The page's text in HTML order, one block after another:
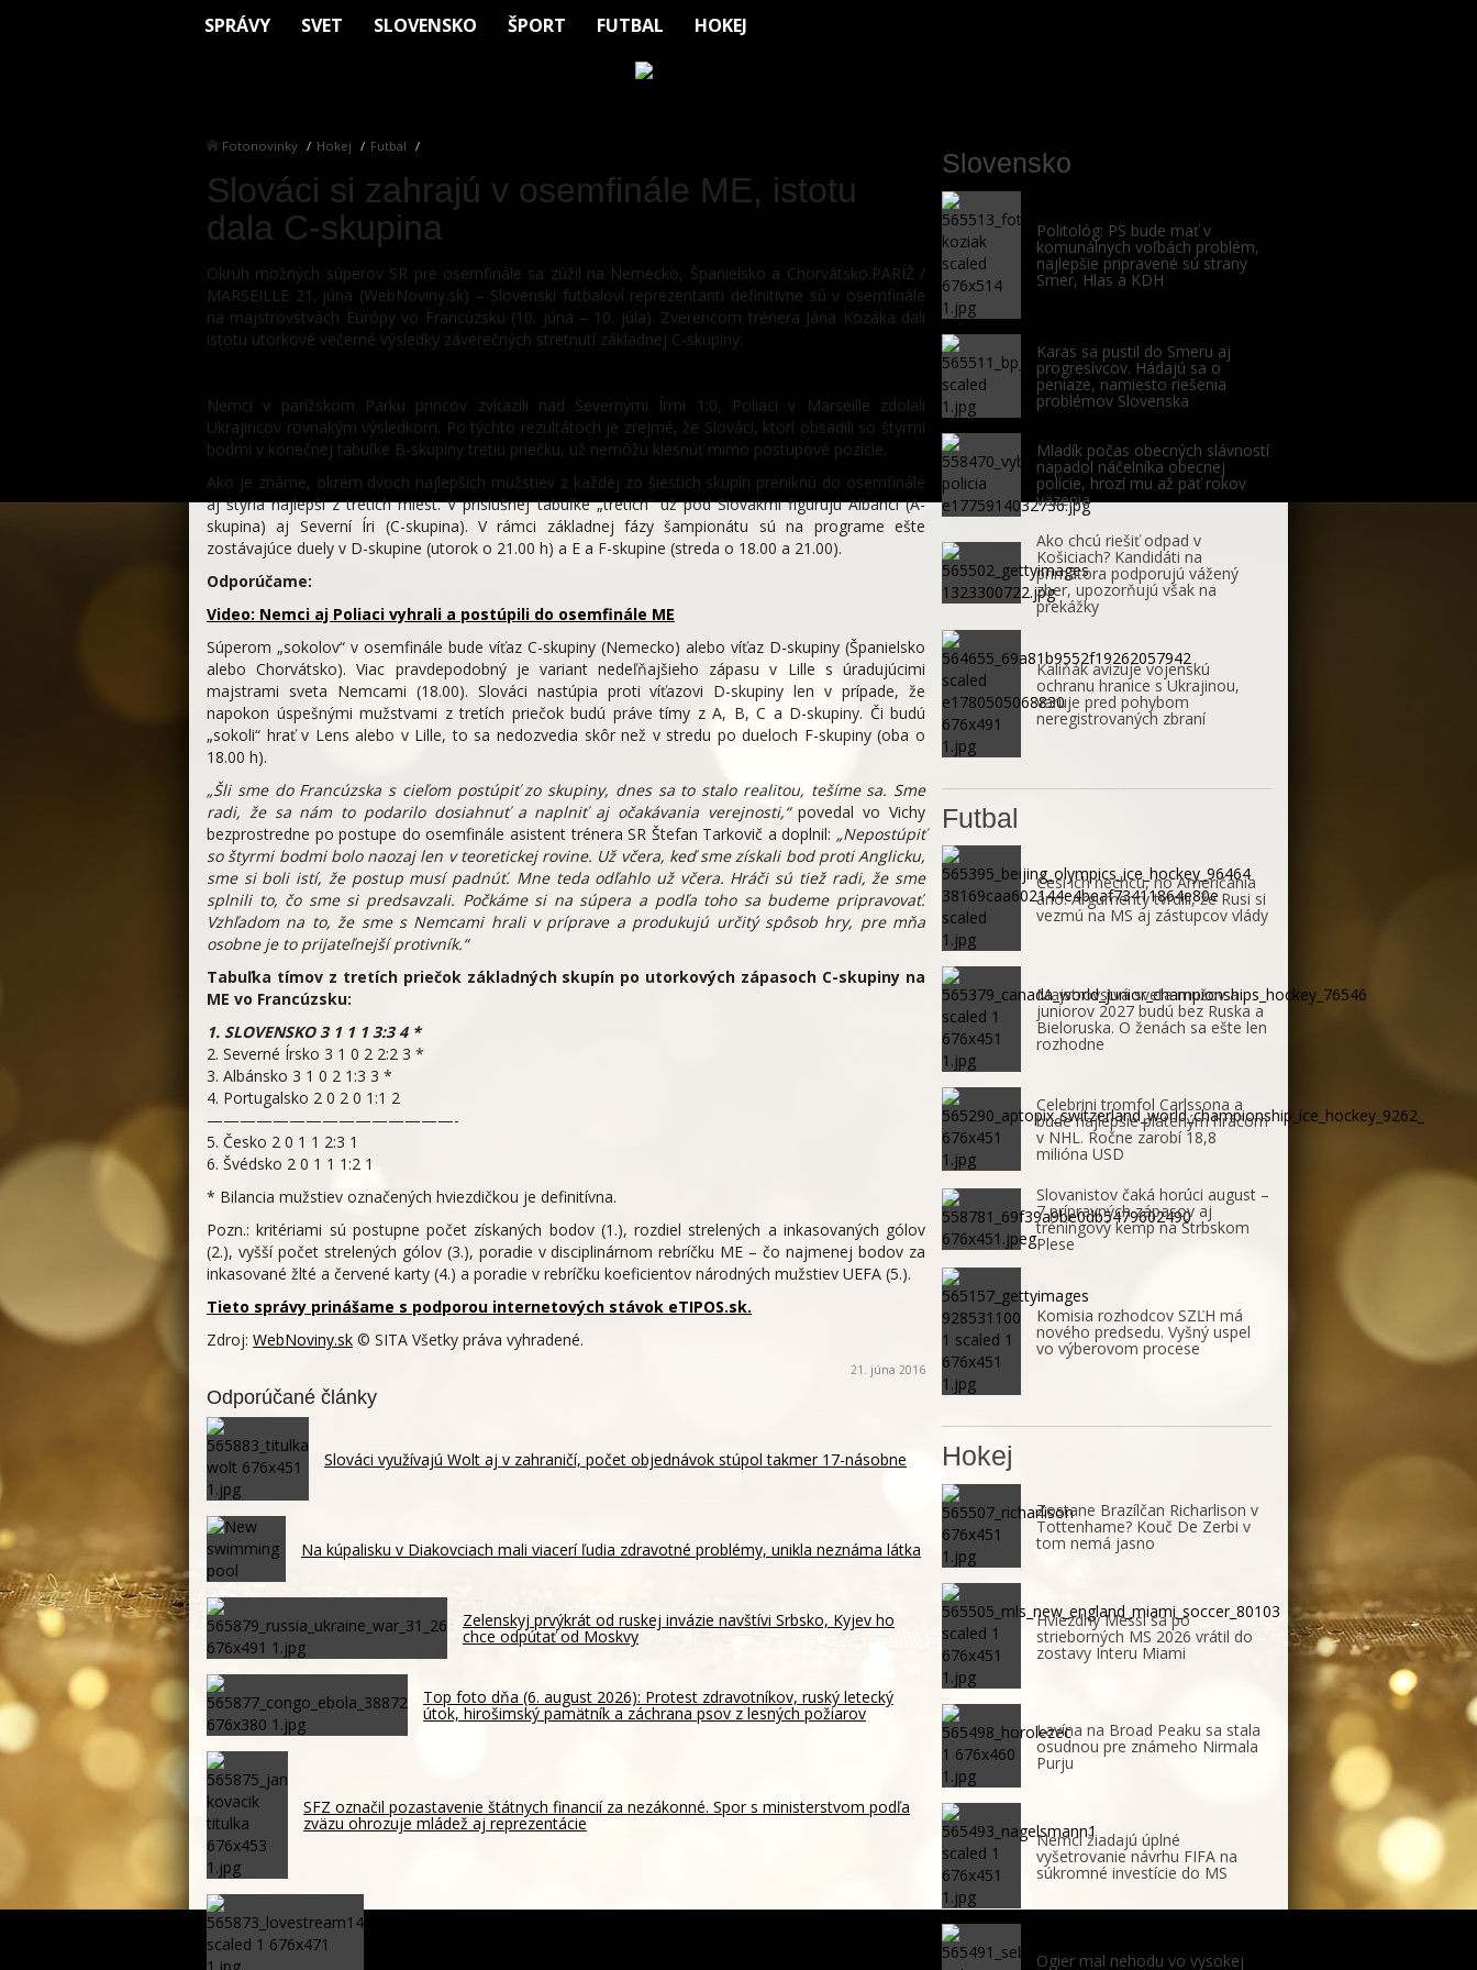
SPRÁVY SVET SLOVENSKO ŠPORT FUTBAL HOKEJ
Fotonovinky Hokej Futbal
Slováci si zahrajú v osemfinále ME, istotu
dala C-skupina
Okruh možných súperov SR pre osemfinále sa zúžil na Nemecko, Španielsko a Chorvátsko.PARÍŽ /
MARSEILLE 21. júna (WebNoviny.sk) – Slovenskí futbaloví reprezentanti definitívne sú v osemfinále
na majstrovstvách Európy vo Francúzsku (10. júna – 10. júla). Zverencom trénera Jána Kozáka dali
istotu utorkové večerné výsledky záverečných stretnutí základnej C-skupiny.
Nemci v parížskom Parku princov zvíťazili nad Severnými Írmi 1:0, Poliaci v Marseille zdolali
Ukrajincov rovnakým výsledkom. Po týchto rezultátoch je zrejmé, že Slováci, ktorí obsadili so štyrmi
bodmi v konečnej tabuľke B-skupiny tretiu priečku, už nemôžu klesnúť mimo postupové pozície.
Ako je známe, okrem dvoch najlepších mužstiev z každej zo šiestich skupín preniknú do osemfinále
aj štyria najlepší z tretích miest. V príslušnej tabuľke „tretích“ už pod Slovákmi figurujú Albánci (A-
skupina) aj Severní Íri (C-skupina). V rámci základnej fázy šampionátu sú na programe ešte
zostávajúce duely v D-skupine (utorok o 21.00 h) a E a F-skupine (streda o 18.00 a 21.00).
Odporúčame:
Video: Nemci aj Poliaci vyhrali a postúpili do osemfinále ME
Súperom „sokolov“ v osemfinále bude víťaz C-skupiny (Nemecko) alebo víťaz D-skupiny (Španielsko
alebo Chorvátsko). Viac pravdepodobný je variant nedeľňajšieho zápasu v Lille s úradujúcimi
majstrami sveta Nemcami (18.00). Slováci nastúpia proti víťazovi D-skupiny len v prípade, že
napokon úspešnými mužstvami z tretích priečok budú práve tímy z A, B, C a D-skupiny. Či budú
„sokoli“ hrať v Lens alebo v Lille, to sa nedozvedia skôr než v stredu po dueloch F-skupiny (oba o
18.00 h).
„Šli sme do Francúzska s cieľom postúpiť zo skupiny, dnes sa to stalo realitou, tešíme sa. Sme
radi, že sa nám to podarilo dosiahnuť a naplniť aj očakávania verejnosti,“povedal vo Vichy
bezprostredne po postupe do osemfinále asistent trénera SR Štefan Tarkovič a doplnil: „Nepostúpiť
so štyrmi bodmi bolo naozaj len v teoretickej rovine. Už včera, keď sme získali bod proti Anglicku,
sme si boli istí, že postup musí padnúť. Mne teda odľahlo už včera. Hráči sú tiež radi, že sme
splnili to, čo sme si predsavzali. Počkáme si na súpera a podľa toho sa budeme pripravovať.
Vzhľadom na to, že sme s Nemcami hrali v príprave a produkujú určitý spôsob hry, pre mňa
osobne je to prijateľnejší protivník.“
Tabuľka tímov z tretích priečok základných skupín po utorkových zápasoch C-skupiny na
ME vo Francúzsku:
1. SLOVENSKO 3 1 1 1 3:3 4 *
2. Severné Írsko 3 1 0 2 2:2 3 *
3. Albánsko 3 1 0 2 1:3 3 *
4. Portugalsko 2 0 2 0 1:1 2
———————————————-
5. Česko 2 0 1 1 2:3 1
6. Švédsko 2 0 1 1 1:2 1
* Bilancia mužstiev označených hviezdičkou je definitívna.
Pozn.: kritériami sú postupne počet získaných bodov (1.), rozdiel strelených a inkasovaných gólov
(2.), vyšší počet strelených gólov (3.), poradie v disciplinárnom rebríčku ME – čo najmenej bodov za
inkasované žlté a červené karty (4.) a poradie v rebríčku koeficientov národných mužstiev UEFA (5.).
Tieto správy prinášame s podporou internetových stávok eTIPOS.sk.
Zdroj: WebNoviny.sk © SITA Všetky práva vyhradené.
21. júna 2016
Odporúčané články
Slováci využívajú Wolt aj v zahraničí, počet objednávok stúpol takmer 17-násobne
Na kúpalisku v Diakovciach mali viacerí ľudia zdravotné problémy, unikla neznáma látka
Zelenskyj prvýkrát od ruskej invázie navštívi Srbsko, Kyjev ho
chce odpútať od Moskvy
Top foto dňa (6. august 2026): Protest zdravotníkov, ruský letecký
útok, hirošimský pamätník a záchrana psov z lesných požiarov
SFZ označil pozastavenie štátnych financií za nezákonné. Spor s ministerstvom podľa
zväzu ohrozuje mládež aj reprezentácie
Slovensko
Politológ: PS bude mať v
komunálnych voľbách problém,
najlepšie pripravené sú strany
Smer, Hlas a KDH
Karas sa pustil do Smeru aj
progresívcov. Hádajú sa o
peniaze, namiesto riešenia
problémov Slovenska
Mladík počas obecných slávností
napadol náčelníka obecnej
polície, hrozí mu až päť rokov
väzenia
Ako chcú riešiť odpad v
Košiciach? Kandidáti na
primátora podporujú vážený
zber, upozorňujú však na
prekážky
Kaliňák avizuje vojenskú
ochranu hranice s Ukrajinou,
varuje pred pohybom
neregistrovaných zbraní
Futbal
Česi ich nechcú, no Američania
áno. Argumenty tvrdili, že Rusi si
vezmú na MS aj zástupcov vlády
Majstrovstvá sveta mužov a
juniorov 2027 budú bez Ruska a
Bieloruska. O ženách sa ešte len
rozhodne
Celebrini tromfol Carlssona a
bude najlepšie plateným hráčom
v NHL. Ročne zarobí 18,8
milióna USD
Slovanistov čaká horúci august –
7 prípravných zápasov aj
tréningový kemp na Štrbskom
Plese
Komisia rozhodcov SZĽH má
nového predsedu. Vyšný uspel
vo výberovom procese
Hokej
Zostane Brazílčan Richarlison v
Tottenhame? Kouč De Zerbi v
tom nemá jasno
Hviezdny Messi sa po
strieborných MS 2026 vrátil do
zostavy Interu Miami
Lavína na Broad Peaku sa stala
osudnou pre známeho Nirmala
Purju
Nemci žiadajú úplné
vyšetrovanie návrhu FIFA na
súkromné investície do MS
Ogier mal nehodu vo vysokej